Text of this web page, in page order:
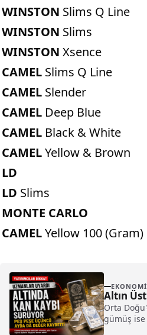
WINSTON Slims Q Line
WINSTON Slims
WINSTON Xsence
CAMEL Slims Q Line
CAMEL Slender
CAMEL Deep Blue
CAMEL Black & White
CAMELYellow & Brown
LD
LD Slims
MONTE CARLO
CAMELYellow 100 (Gram)
EKONOMI
Altın
Orta
gümüş ise